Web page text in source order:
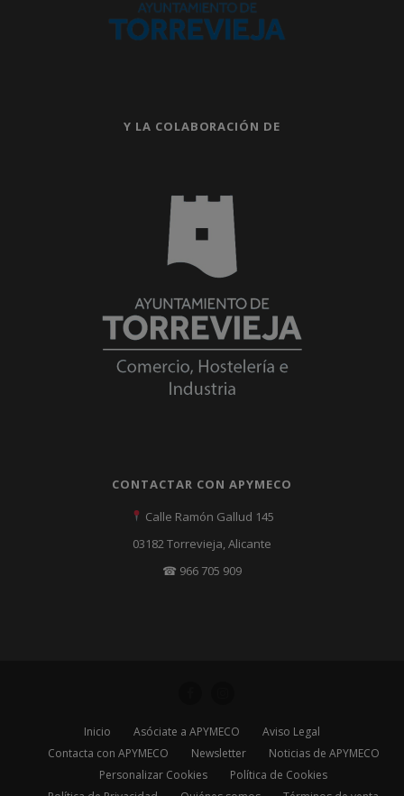
Y LA COLABORACIÓN DE
CONTACTAR CON APYMECO
Calle Ramón Gallud 145
03182 Torrevieja, Alicante
☎ 966 705 909
Inicio Asóciate a APYMECO
Aviso Legal
Contacta con APYMECO
Newsletter
Noticias de APYMECO
Personalizar Cookies
Política de Cookies